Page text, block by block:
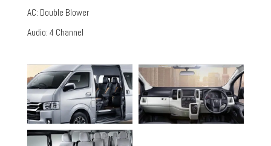
AC: Double Blower
Audio: 4 Channel